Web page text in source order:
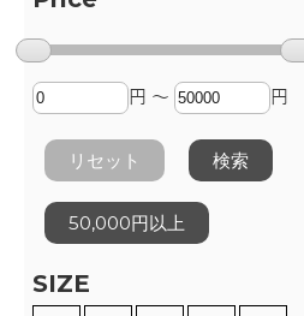
円 ～ 円
リセット 検索
50,000円以上
SIZE